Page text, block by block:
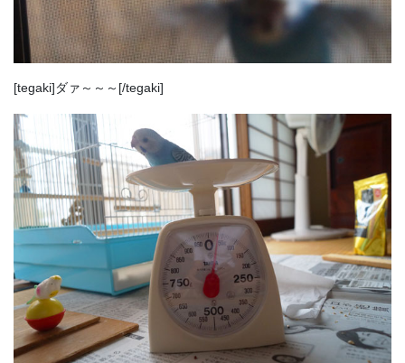
[tegaki]ダァ～～～[/tegaki]